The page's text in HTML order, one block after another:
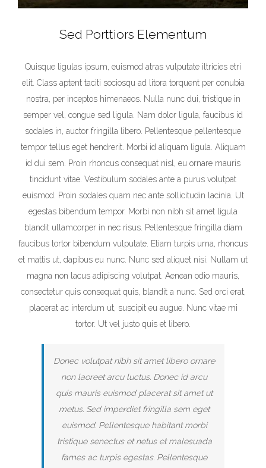
Sed Porttiors Elementum
Quisque ligulas ipsum, euismod atras vulputate iltricies etri
elit. Class aptent taciti sociosqu ad litora torquent per conubia
nostra, per inceptos himenaeos. Nulla nunc dui, tristique in
semper vel, congue sed ligula. Nam dolor ligula, faucibus id
sodales in, auctor fringilla libero. Pellentesque pellentesque
tempor tellus eget hendrerit. Morbi id aliquam ligula. Aliquam
id dui sem. Proin rhoncus consequat nisl, eu ornare mauris
tincidunt vitae. Vestibulum sodales ante a purus volutpat
euismod. Proin sodales quam nec ante sollicitudin lacinia. Ut
egestas bibendum tempor. Morbi non nibh sit amet ligula
blandit ullamcorper in nec risus. Pellentesque fringilla diam
faucibus tortor bibendum vulputate. Etiam turpis urna, rhoncus
et mattis ut, dapibus eu nunc. Nunc sed aliquet nisi. Nullam ut
magna non lacus adipiscing volutpat. Aenean odio mauris,
consectetur quis consequat quis, blandit a nunc. Sed orci erat,
placerat ac interdum ut, suscipit eu augue. Nunc vitae mi
tortor. Ut vel justo quis et libero.
Donec volutpat nibh sit amet libero ornare
non laoreet arcu luctus. Donec id arcu
quis mauris euismod placerat sit amet ut
metus. Sed imperdiet fringilla sem eget
euismod. Pellentesque habitant morbi
tristique senectus et netus et malesuada
fames ac turpis egestas. Pellentesque